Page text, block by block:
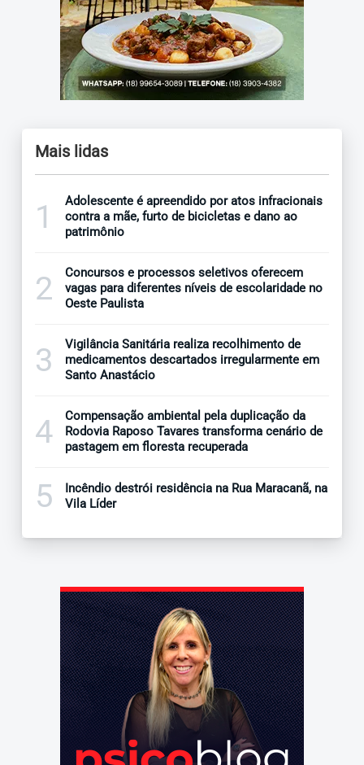
Mais lidas
1
Adolescente é apreendido por atos infracionais
contra a mãe, furto de bicicletas e dano ao
patrimônio
2
Concursos e processos seletivos oferecem
vagas para diferentes níveis de escolaridade no
Oeste Paulista
3
Vigilância Sanitária realiza recolhimento de
medicamentos descartados irregularmente em
Santo Anastácio
4
Compensação ambiental pela duplicação da
Rodovia Raposo Tavares transforma cenário de
pastagem em floresta recuperada
5
Incêndio destrói residência na Rua Maracanã, na
Vila Líder